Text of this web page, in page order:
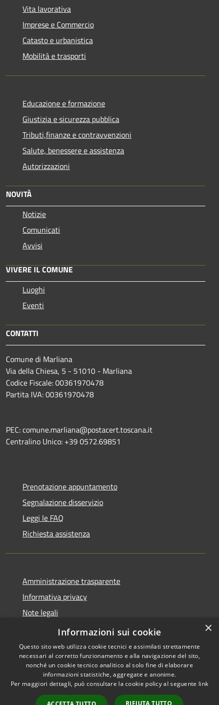
Vita lavorativa
Imprese e Commercio
Catasto e urbanistica
Mobilità e trasporti
Educazione e formazione
Giustizia e sicurezza pubblica
Tributi,finanze e contravvenzioni
Salute, benessere e assistenza
Autorizzazioni
NOVITÀ
Notizie
Comunicati
Avvisi
VIVERE IL COMUNE
Luoghi
Eventi
CONTATTI
Comune di Marliana
Via della Chiesa, 5 - 51010 - Marliana
Codice Fiscale: 00361970478
Partita IVA: 00361970478
PEC: comune.marliana@postacert.toscana.it
Centralino Unico: +39 0572.69851
Prenotazione appuntamento
Segnalazione disservizio
Leggi le FAQ
Richiesta assistenza
Amministrazione trasparente
Informativa privacy
Note legali
Dichiarazione di accessibilità
Accessibilità
Copyright © 2026 • Comune di
Marliana • Powered by
Municipium• Accesso
×
Informazioni sui cookie
Questo sito web utilizza cookie tecnici e assimilati strettamente
necessari al corretto funzionamento e alla navigazione del sito,
nonché un cookie tecnico analitico al solo fine di elaborare
informazioni statistiche, aggregate e anonime.
Per maggiori dettagli, può consultare la cookie policy al seguente link
RIFIUTA TUTTO